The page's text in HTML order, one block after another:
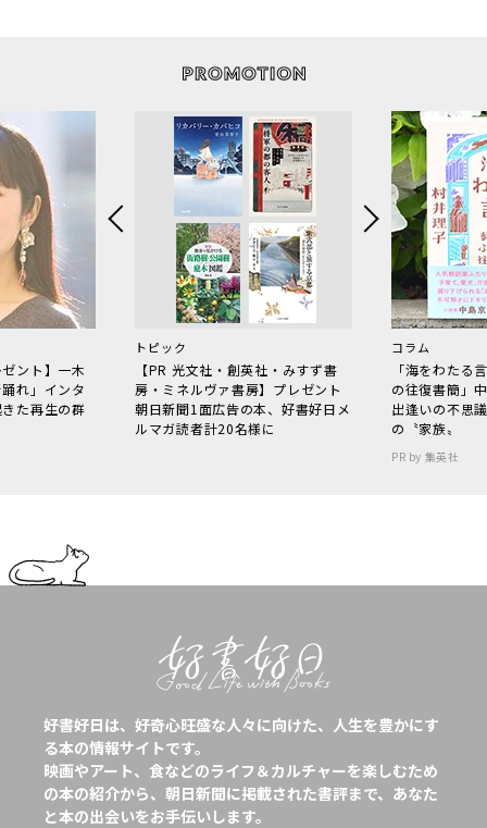
ント】一木
れ」インタ
た再生の群
トピック
【PR 光文社・創英社・みすず書
房・ミネルヴァ書房】プレゼント
朝日新聞1面広告の本、好書好日メ
ルマガ読者計20名様に
コラム
「海をわた
の往復書簡」
出逢いの不思
の〝家族〟
PR by 集英社
好書好日は、好奇心旺盛な人々に向けた、人生を豊かにす
る本の情報サイトです。
映画やアート、食などのライフ＆カルチャーを楽しむため
の本の紹介から、朝日新聞に掲載された書評まで、あなた
と本の出会いをお手伝いします。